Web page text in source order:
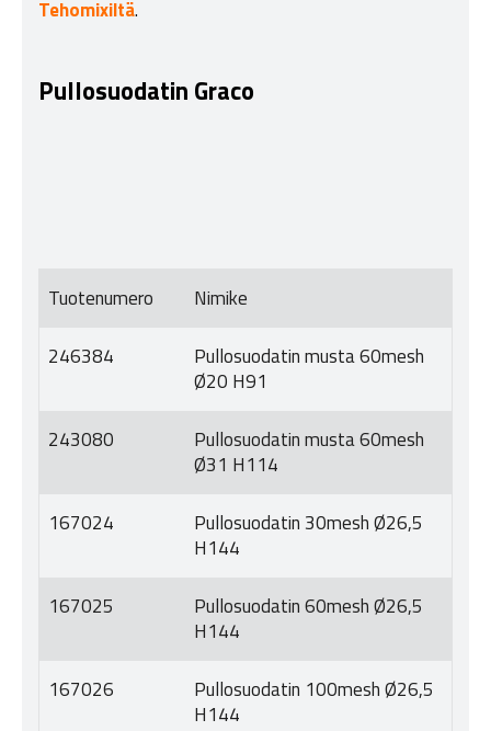
Tehomixiltä.
Pullosuodatin Graco
Tuotenumero Nimike
246384
Pullosuodatin musta 60mesh
Ø20 H91
243080
Pullosuodatin musta 60mesh
Ø31 H114
167024
Pullosuodatin 30mesh Ø26,5
H144
167025
Pullosuodatin 60mesh Ø26,5
H144
167026
Pullosuodatin 100mesh Ø26,5
H144